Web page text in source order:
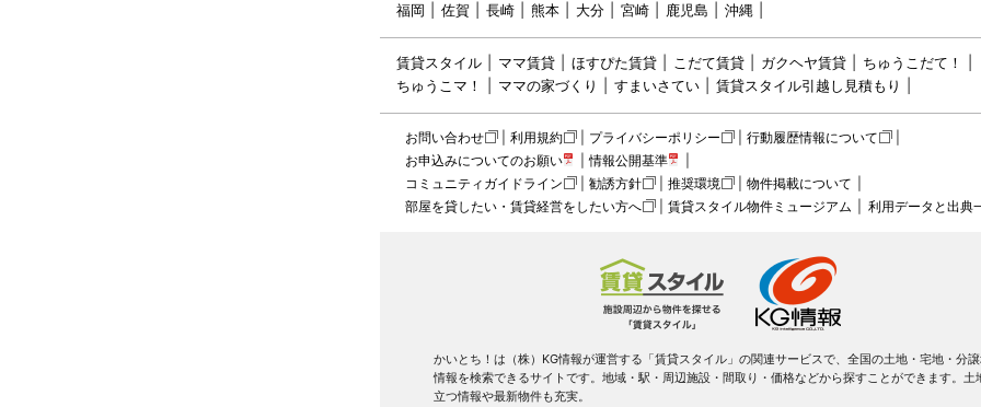
福岡
佐賀 長崎 熊本 大分 宮崎 鹿児島 沖縄
賃貸スタイル ママ賃貸 ほすぴた賃貸 こだて賃貸 ガクヘヤ賃貸
ちゅうこだて！
ちゅうこマ！
ママの家づくり すまいさてい 賃貸スタイル引越し見積もり
お問い合わせ 利用規約 プライバシーポリシー
行動履歴情報について
お申込みについてのお願い
情報公開基準
コミュニティガイドライン
勧誘方針 推奨環境
物件掲載について
部屋を貸したい・賃貸経営をしたい方へ
賃貸スタイル物件ミュージアム 利用データと出典
かいとち！は（株）KG情報が運営する「賃貸スタイル」の関連サービスで、全国の土地・宅地・分
情報を検索できるサイトです。地域・駅・周辺施設・間取り・価格などから探すことができます。土
立つ情報や最新物件も充実。